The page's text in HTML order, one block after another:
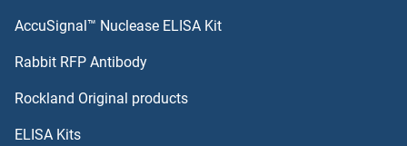
Endothelin 1 Antikörper
AccuSignal™ Nuclease ELISA Kit
Rabbit RFP Antibody
Rockland Original products
ELISA Kits